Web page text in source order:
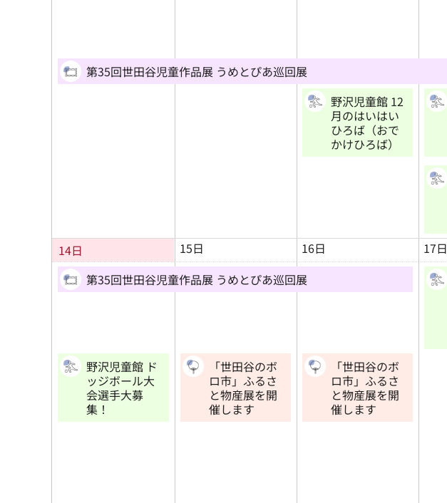
第35回世田谷児童作品展 うめとぴあ巡回展
野沢児童館 12
月のはいはい
ひろば（おで
かけひろば）
14日
15日 16日 17日
第35回世田谷児童作品展 うめとぴあ巡回展
野沢児童館 ド
ッジボール大
会選手大募
集！
「世田谷のボ
ロ市」ふるさ
と物産展を開
催します
「世田谷のボ
ロ市」ふるさ
と物産展を開
催します